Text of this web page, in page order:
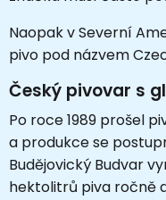
Naopak v Severní
pivo pod názvem
Český pivovar s
Po roce 1989 prošel
a produkce se
Budějovický Budvar
hektolitrů piva ročně